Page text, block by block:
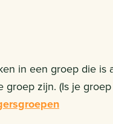
in een groep die is
zijn. (Is je